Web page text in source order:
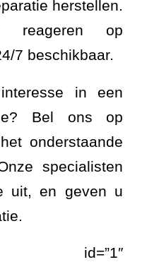
herstellen.
reageren op
7 beschikbaar.
in een
Bel ons op
onderstaande
specialisten
uit, en geven u
id=”1″